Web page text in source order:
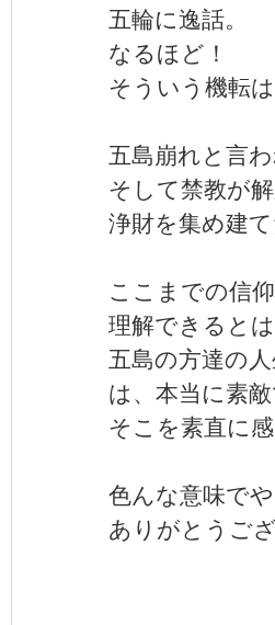
五輪に逸話。
なるほど！
そういう機転
五島崩れと言わ
そして禁教が
浄財を集め建て
ここまでの信
理解できると
五島の方達の
は、本当に素敵
そこを素直に
色んな意味で
ありがとうご
じ